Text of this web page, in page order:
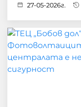
27-05-2026г.